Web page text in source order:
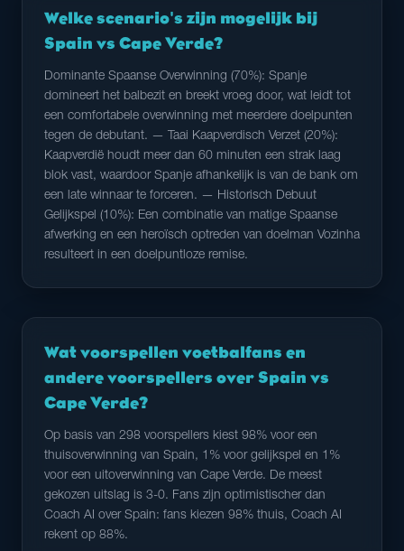
Welke scenario's zijn mogelijk bij
Spain vs Cape Verde?
Dominante Spaanse Overwinning (70%): Spanje
domineert het balbezit en breekt vroeg door, wat leidt tot
een comfortabele overwinning met meerdere doelpunten
tegen de debutant. — Taai Kaapverdisch Verzet (20%):
Kaapverdië houdt meer dan 60 minuten een strak laag
blok vast, waardoor Spanje afhankelijk is van de bank om
een late winnaar te forceren. — Historisch Debuut
Gelijkspel (10%): Een combinatie van matige Spaanse
afwerking en een heroïsch optreden van doelman Vozinha
resulteert in een doelpuntloze remise.
Wat voorspellen voetbalfans en
andere voorspellers over Spain vs
Cape Verde?
Op basis van 298 voorspellers kiest 98% voor een
thuisoverwinning van Spain, 1% voor gelijkspel en 1%
voor een uitoverwinning van Cape Verde. De meest
gekozen uitslag is 3-0. Fans zijn optimistischer dan
Coach AI over Spain: fans kiezen 98% thuis, Coach AI
rekent op 88%.